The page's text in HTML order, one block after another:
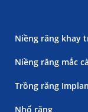
Niềng răng khay
Niềng răng mắc
Trồng răng
Nhổ răng